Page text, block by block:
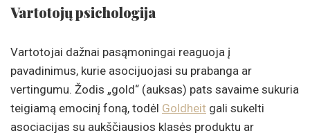
Vartotojų psichologija
Vartotojai dažnai pasąmoningai reaguoja į
pavadinimus, kurie asocijuojasi su prabanga ar
vertingumu. Žodis „gold“ (auksas) pats savaime sukuria
teigiamą emocinį foną, todėl Goldheit gali sukelti
asociacijas su aukščiausios klasės produktu ar